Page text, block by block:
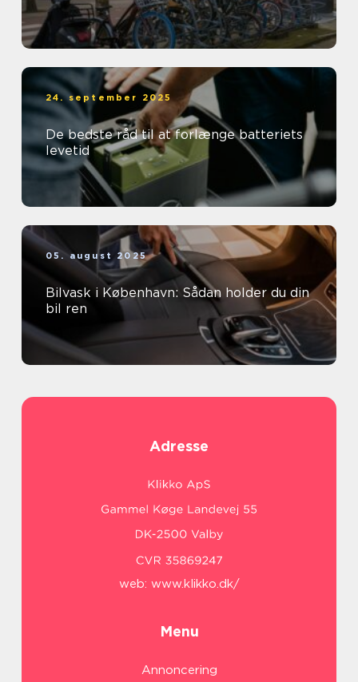
24. september 2025
De bedste råd til at forlænge batteriets
levetid
05. august 2025
Bilvask i København: Sådan holder du din
bil ren
Adresse
web: www.klikko.dk/
Menu
Annoncering